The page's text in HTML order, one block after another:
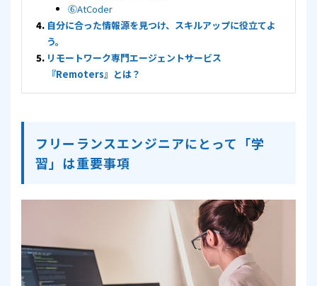
⑥AtCoder
自分に合った情報源を見つけ、スキルアップに役立てよ
う。
リモートワーク専門エージェントサービス
『Remoters』とは？
フリーランスエンジニアにとって「学
習」は重要事項